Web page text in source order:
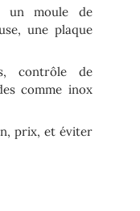
un moule de
une plaque
contrôle de
comme inox
prix, et éviter